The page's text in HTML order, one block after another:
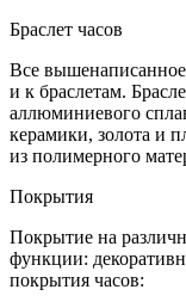
Браслет часов
Все вышенаписанное
и к браслетам.
аллюминиевого
керамики, золота и
из полимерного
Покрытия
Покрытие на
функции:
покрытия часов: